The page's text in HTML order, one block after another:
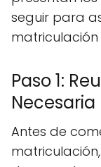
seguir para
matriculación
Paso 1:
Necesaria
Antes de